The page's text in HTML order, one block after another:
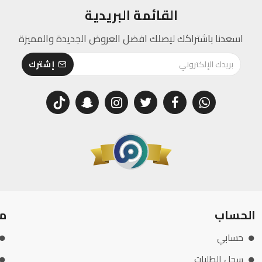
القائمة البريدية
اسعدنا باشتراكك ليصلك افضل العروض الجديدة والمميزة
إشترك
الحساب
حسابي